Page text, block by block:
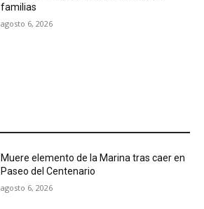
familias
agosto 6, 2026
Muere elemento de la Marina tras caer en
Paseo del Centenario
agosto 6, 2026